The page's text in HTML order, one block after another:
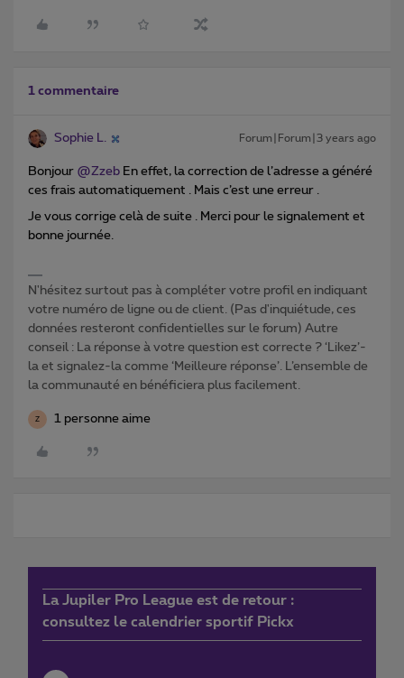
1 commentaire
Sophie L. Forum|Forum|3 years ago
Bonjour @Zzeb En effet, la correction de l’adresse a généré
ces frais automatiquement . Mais c’est une erreur .
Je vous corrige celà de suite . Merci pour le signalement et
bonne journée.
N'hésitez surtout pas à compléter votre profil en indiquant
votre numéro de ligne ou de client. (Pas d'inquiétude, ces
données resteront confidentielles sur le forum) Autre
conseil : La réponse à votre question est correcte ? ‘Likez’-
la et signalez-la comme ‘Meilleure réponse’. L’ensemble de
la communauté en bénéficiera plus facilement.
Z 1 personne aime
La Jupiler Pro League est de retour :
consultez le calendrier sportif Pickx